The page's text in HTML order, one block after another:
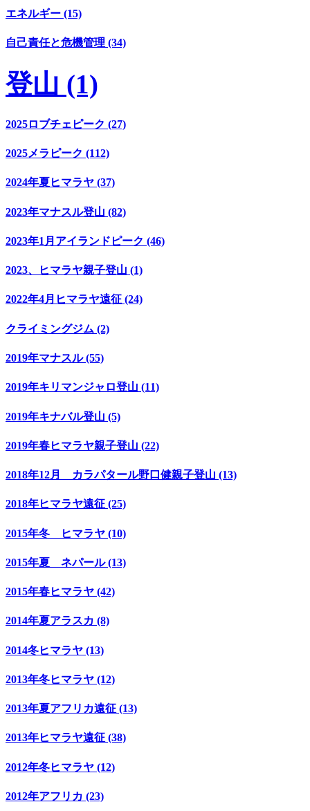
エネルギー (15)
自己責任と危機管理 (34)
登山 (1)
2025ロブチェピーク (27)
2025メラピーク (112)
2024年夏ヒマラヤ (37)
2023年マナスル登山 (82)
2023年1月アイランドピーク (46)
2023、ヒマラヤ親子登山 (1)
2022年4月ヒマラヤ遠征 (24)
クライミングジム (2)
2019年マナスル (55)
2019年キリマンジャロ登山 (11)
2019年キナバル登山 (5)
2019年春ヒマラヤ親子登山 (22)
2018年12月 カラパタール野口健親子登山 (13)
2018年ヒマラヤ遠征 (25)
2015年冬 ヒマラヤ (10)
2015年夏 ネパール (13)
2015年春ヒマラヤ (42)
2014年夏アラスカ (8)
2014冬ヒマラヤ (13)
2013年冬ヒマラヤ (12)
2013年夏アフリカ遠征 (13)
2013年ヒマラヤ遠征 (38)
2012年冬ヒマラヤ (12)
2012年アフリカ (23)